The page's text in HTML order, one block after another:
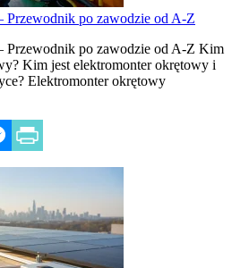
Przewodnik po zawodzie od A-Z
Przewodnik po zawodzie od A-Z Kim
Kim jest elektromonter okrętowy i
Elektromonter okrętowy